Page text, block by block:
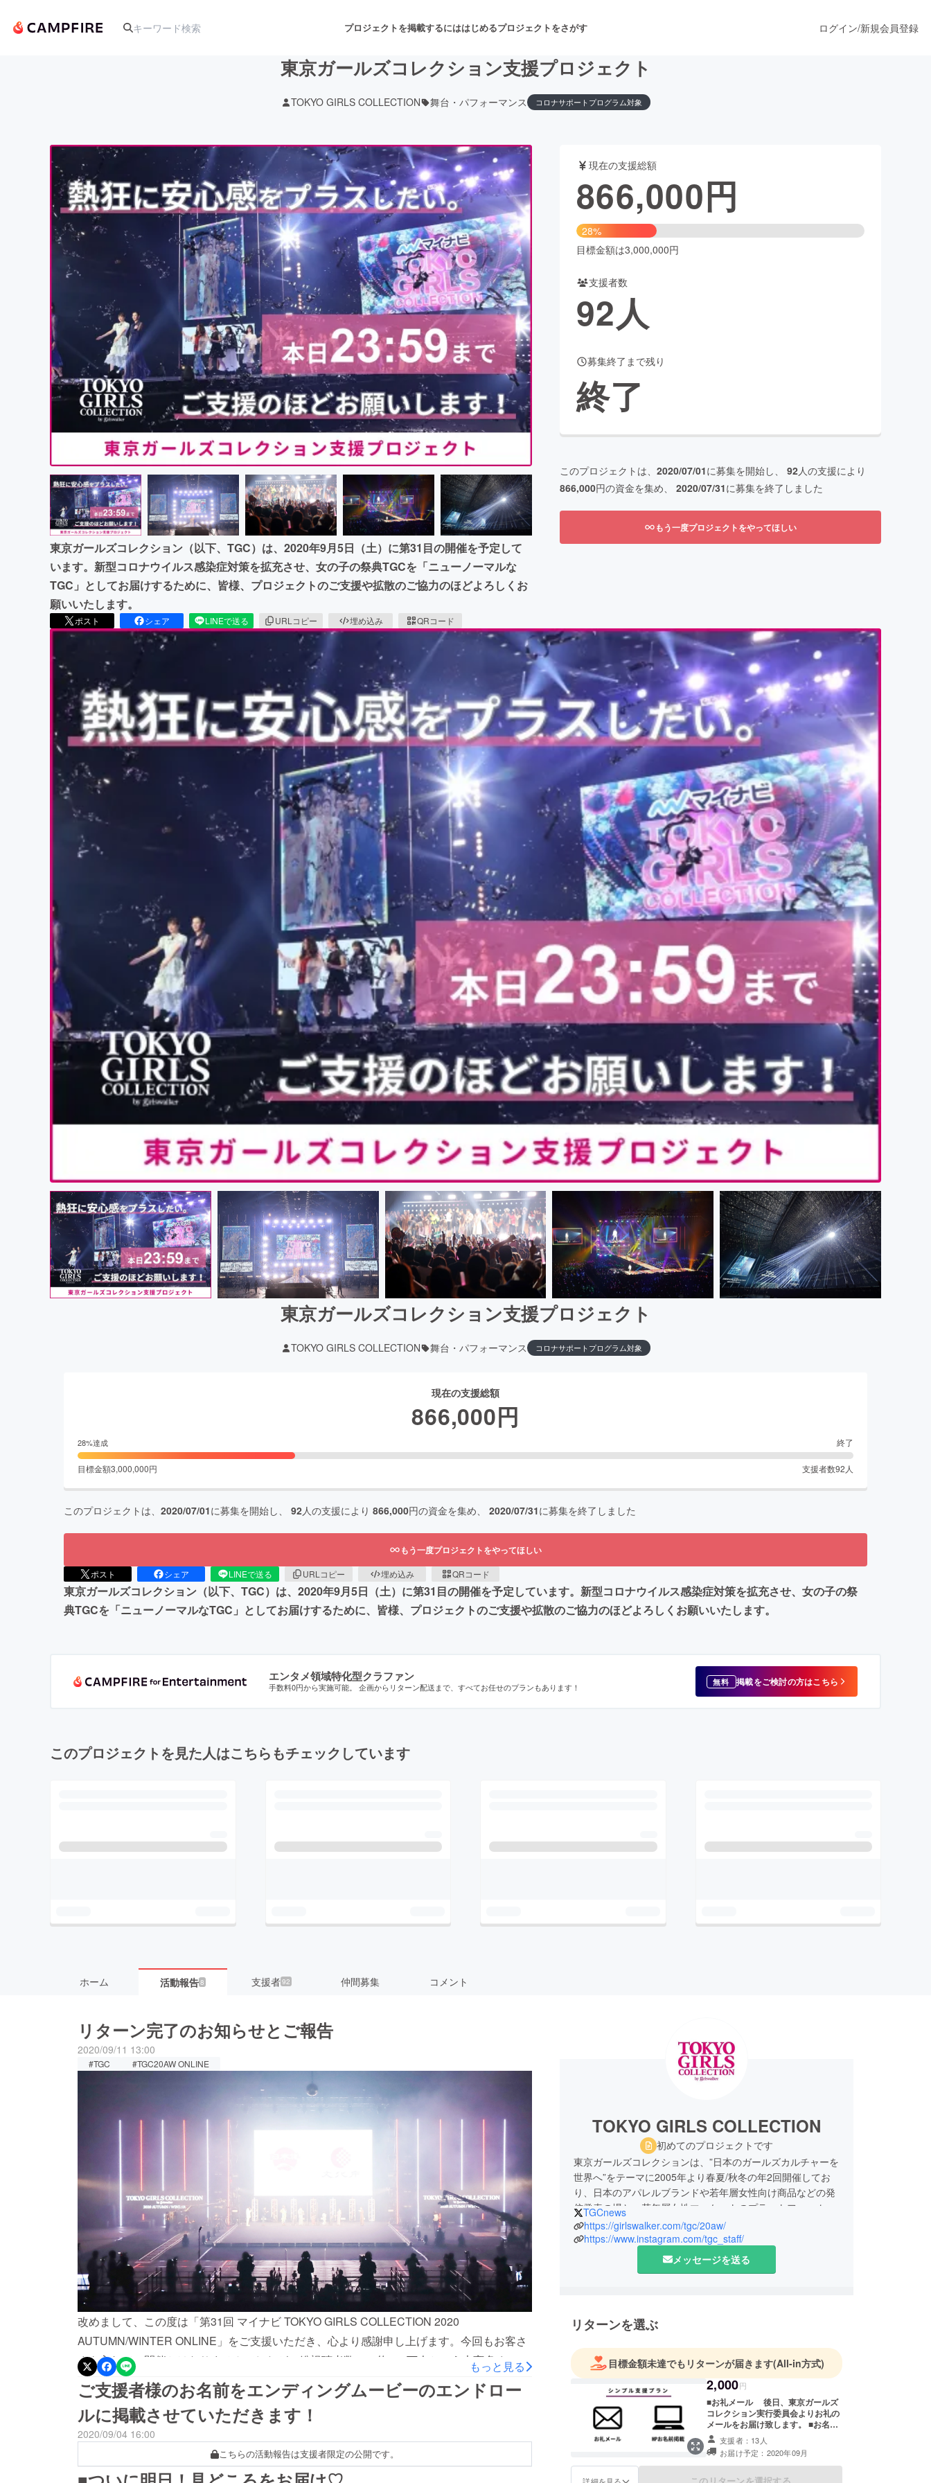
プロジェクトを掲載するにははじめるプロジェクトをさがす
アート・写真 音楽 舞台・パフォーマンス
テクノロジー・ガジェット ゲーム・サービス開発 フード・飲食店 ファッション
映像・映画 書籍・雑誌出版 アニメ・漫画
ビジネス・起業 チャレンジ ビューティー・ヘルスケア
まちづくり・地域活性化
CAMPFIRE for Social GoodCAMPFIRE Creation
CAMPFIREふるさと納税
machi-yaコミュニティ
ログイン/新規会員登録
東京ガールズコレクション支援プロジェクト
TOKYO GIRLS COLLECTION 舞台・パフォーマンス コロナサポートプログラム対象
東京ガールズコレクション（以下、TGC）は、2020年9月5日（土）に第31目の開催を予定して
います。新型コロナウイルス感染症対策を拡充させ、女の子の祭典TGCを「ニューノーマルな
TGC」としてお届けするために、皆様、プロジェクトのご支援や拡散のご協力のほどよろしくお
願いいたします。
ポスト シェア LINEで送る URLコピー 埋め込み QRコード
現在の支援総額
866,000円
28%
目標金額は3,000,000円
支援者数
92人
募集終了まで残り
終了
このプロジェクトは、 2020/07/01に募集を開始し、 92人の支援により
866,000円の資金を集め、 2020/07/31に募集を終了しました
もう一度プロジェクトをやってほしい
東京ガールズコレクション支援プロジェクト
TOKYO GIRLS COLLECTION 舞台・パフォーマンス コロナサポートプログラム対象
現在の支援総額
866,000円
28%達成 終了
目標金額3,000,000円 支援者数92 人
このプロジェクトは、 2020/07/01に募集を開始し、 92人の支援により 866,000円の資金を集め、 2020/07/31に募集を終了しました
もう一度プロジェクトをやってほしい
ポスト シェア LINEで送る URLコピー 埋め込み QRコード
東京ガールズコレクション（以下、TGC）は、2020年9月5日（土）に第31目の開催を予定しています。新型コロナウイルス感染症対策を拡充させ、女の子の祭
典TGCを「ニューノーマルなTGC」としてお届けするために、皆様、プロジェクトのご支援や拡散のご協力のほどよろしくお願いいたします。
エンタメ領域特化型クラファン
手数料0円から実施可能。 企画からリターン配送まで、すべてお任せのプランもあります！ 無料 掲載をご検討の方はこちら
このプロジェクトを見た人はこちらもチェックしています
ホーム 活動報告8 支援者92 仲間募集 コメント
リターン完了のお知らせとご報告
2020/09/11 13:00
#TGC #TGC20AW ONLINE
改めまして、この度は「第31回 マイナビ TOKYO GIRLS COLLECTION 2020
AUTUMN/WINTER ONLINE」をご支援いただき、心より感謝申し上げます。今回もお客さ
まを入れての開催とはなりませんでしたが、総視聴者数のべ約248万人という大変多くのお
客さまにTGCを楽しんでいただくことができました。また、ご支援いただきました皆さま
へのリターンも完了致しましたのでご連絡とご報告をさせていただきます。■HPお名前掲
載下記HPにて感染症対策の詳細のご報告と皆様のお名前をご紹介させていただきました。
【レポート】TGCクラファンにご支援いただきありがとうございました！
https://girlswalker.com/tgc/20aw/news-archives/10019/また、ダイジェストムービーのエンド
ロールに皆様のお名前を掲出させていただきました。ダイジェストムービーはYoutubeに
もっと見る
ご支援者様のお名前をエンディングムービーのエンドロー
ルに掲載させていただきます！
2020/09/04 16:00
こちらの活動報告は支援者限定の公開です。
TOKYO GIRLS COLLECTION
初めてのプロジェクトです
東京ガールズコレクションは、”日本のガールズカルチャーを
世界へ”をテーマに2005年より春夏/秋冬の年2回開催してお
り、日本のアパレルブランドや若年層女性向け商品などの発
信発表の場と、若年層女性マーケットのプラットフォームと
して経済活動の一助を担うことをミッションとしておりま
す。
TGCnews
https://girlswalker.com/tgc/20aw/
https://www.instagram.com/tgc_staff/
メッセージを送る
リターンを選ぶ
目標金額未達でもリターンが届きます(All-in方式)
2,000円
■お礼メール 後日、東京ガールズ
コレクション実行委員会よりお礼の
メールをお届け致します。 ■お名前
HP掲載 後日、HP内に支援者様の
お名前を掲載いたします。 ＜掲載可
能な支援者様のお名前について＞ ※
掲載可能な方はお名前（またはニッ
クネーム）を10字以内で備考欄へご
支援者：13人
お届け予定：2020年09月
詳細を見る